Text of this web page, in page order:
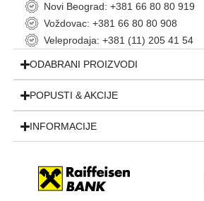
Novi Beograd: +381 66 80 80 919
Voždovac: +381 66 80 80 908
Veleprodaja: +381 (11) 205 41 54
ODABRANI PROIZVODI
POPUSTI & AKCIJE
INFORMACIJE